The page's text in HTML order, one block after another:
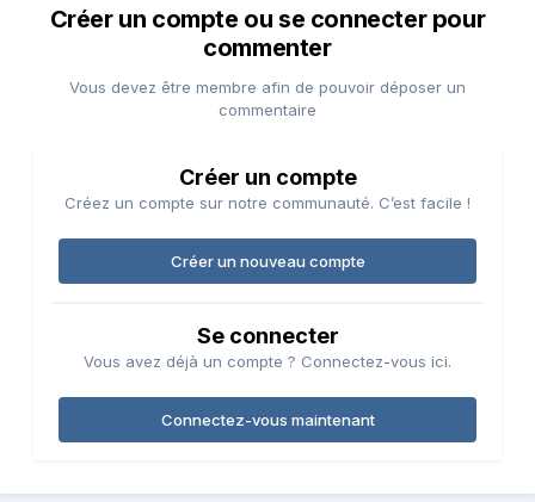
Créer un compte ou se connecter pour
commenter
Vous devez être membre afin de pouvoir déposer un
commentaire
Créer un compte
Créez un compte sur notre communauté. C’est facile !
Créer un nouveau compte
Se connecter
Vous avez déjà un compte ? Connectez-vous ici.
Connectez-vous maintenant